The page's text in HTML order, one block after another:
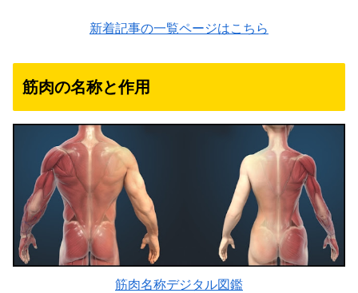
新着記事の一覧ページはこちら
筋肉の名称と作用
筋肉名称デジタル図鑑